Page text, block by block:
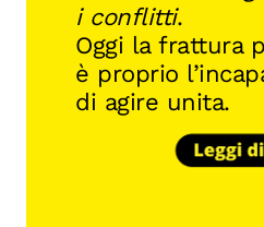
i conflitti.
Oggi la frattura
è proprio
di agire unita.